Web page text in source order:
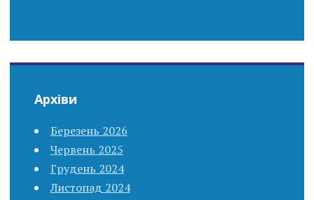
Архіви
Березень 2026
Червень 2025
Грудень 2024
Листопад 2024